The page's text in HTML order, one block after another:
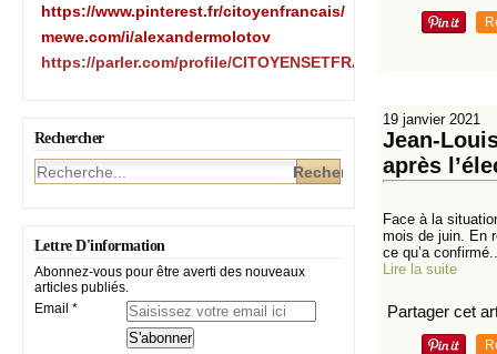
https://www.pinterest.fr/citoyenfrancais/
mewe.com/i/alexandermolotov
https://parler.com/profile/CITOYENSETFRANCAIS/posts
Rechercher
Lettre D'information
Abonnez-vous pour être averti des nouveaux
articles publiés.
Email
19 janvier 2021
Jean-
après
Face à la
mois de juin. En
ce qu’a
Lire la suite
Partager cet